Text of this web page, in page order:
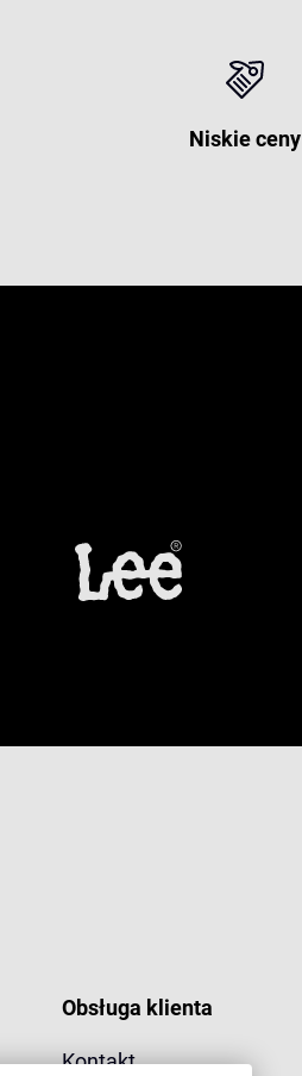
Niskie ceny
Obsługa klienta
Kontakt